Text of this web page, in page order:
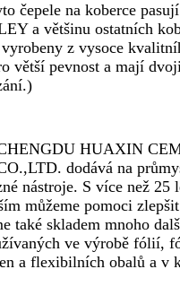
čepele na koberce
a většinu ostatních
z vysoce
větší pevnost a mají
HUAXIN
dodává na
nástroje. S více než 25
můžeme pomoci
také skladem mnoho
ve výrobě fólií,
a flexibilních obalů a v